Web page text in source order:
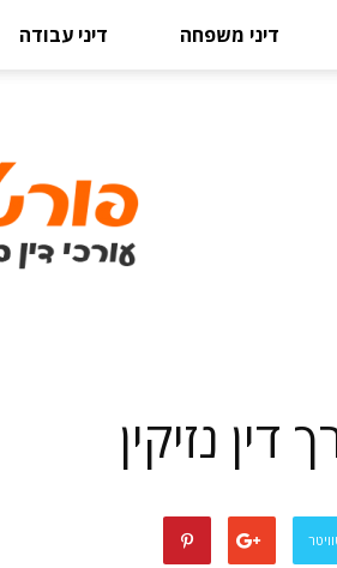
דיני משפחה דיני עבודה
נזיקין